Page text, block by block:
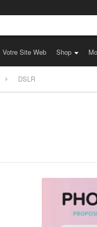
Votre Site Web Shop
DSLR